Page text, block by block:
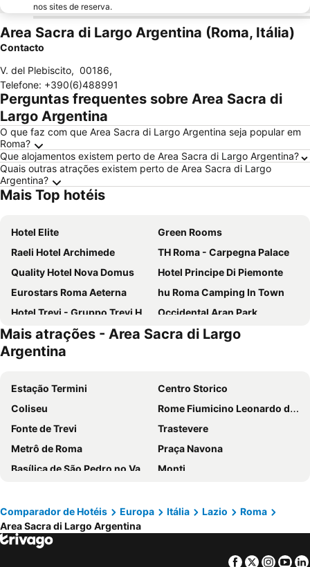
nos sites de reserva.
Area Sacra di Largo Argentina (Roma, Itália)
Contacto
V. del Plebiscito, 00186,
Telefone: +390(6)488991
Perguntas frequentes sobre Area Sacra di
Largo Argentina
O que faz com que Area Sacra di Largo Argentina seja popular em
Roma?
Que alojamentos existem perto de Area Sacra di Largo Argentina?
Quais outras atrações existem perto de Area Sacra di Largo
Argentina?
Mais Top hotéis
Hotel Elite
Green Rooms
Raeli Hotel Archimede
TH Roma - Carpegna Palace
Quality Hotel Nova Domus
Hotel Principe Di Piemonte
Eurostars Roma Aeterna
hu Roma Camping In Town
Hotel Trevi - Gruppo Trevi Hotels
Occidental Aran Park
Hotel Gioberti
Excel Roma Montemario
NH Roma Villa Carpegna
Hotel Roma Tor Vergata
Trilussa Palace Hotel Congress & Spa
Hotel Mosaic Central Rome
Roma Palace Suite
H10 Roma Città
Hotel Taormina
Occidental Aurelia
Hotel Villa Rosa
Best Western Globus Hotel
Grand Hotel Olympic
Hotel Giglio Dell'Opera
Hotel Galileo
Hotel Accademia
Hotel Ripa Roma
Mais atrações - Area Sacra di Largo
Argentina
Estação Termini
Centro Storico
Coliseu
Rome Fiumicino Leonardo da Vinci International Airport
Fonte de Trevi
Trastevere
Metrô de Roma
Praça Navona
Basílica de São Pedro no Vaticano
Monti
Praça de Espanha
Prati
Panteão
Naples Central Station
Comparador de Hotéis Europa Itália Lazio
Roma
Area Sacra di Largo Argentina
Facebook
Twitter